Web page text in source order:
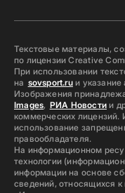
Текстовые материалы,
по лицензии Creative
При использовании
на sovsport.ruи указание
Изображения
Images, РИА Новостии
коммерческих лицензий.
использование
правообладателя.
На информационном
технологии
информации на основе
сведений, относящихся